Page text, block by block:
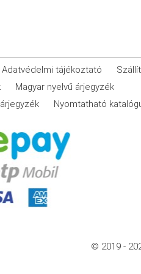
Adatvédelmi tájékoztató
Magyar nyelvű árjegyzék
Nyomtatható
© 2019 -